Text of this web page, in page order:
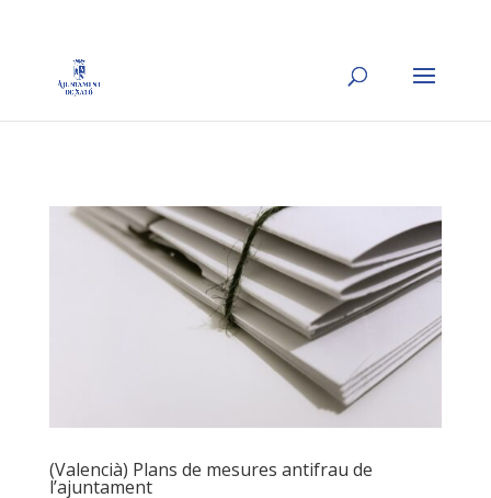
(Valencià) Plans de mesures antifrau de
l’ajuntament